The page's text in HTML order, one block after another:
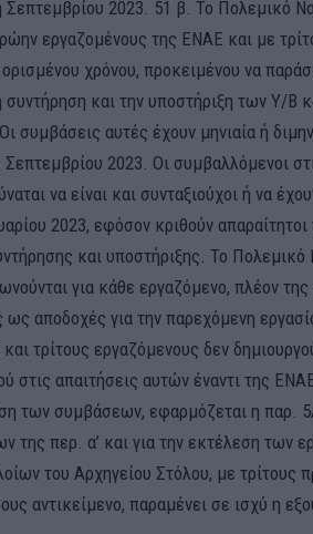
2023. 51 β. Το Πολεμικό
εργαζομένους της ΕΝΑΕ και με
χρόνου, προκειμένου να
συντήρηση και την υποστήριξη των Υ/Β
συμβάσεις αυτές έχουν μηνιαία ή
Σεπτεμβρίου 2023. Οι συμβαλλόμενοι
να είναι και συνταξιούχοι ή να
2023, εφόσον κριθούν απαραίτητοι
και υποστήριξης. Το Πολεμικό
για κάθε εργαζόμενο, πλέον
αποδοχές για την παρεχόμενη
τρίτους εργαζόμενους δεν
στις απαιτήσεις αυτών έναντι της
των συμβάσεων, εφαρμόζεται η παρ.
της περ. α’ και για την εκτέλεση των
του Αρχηγείου Στόλου, με τρίτους
αντικείμενο, παραμένει σε ισχύ η